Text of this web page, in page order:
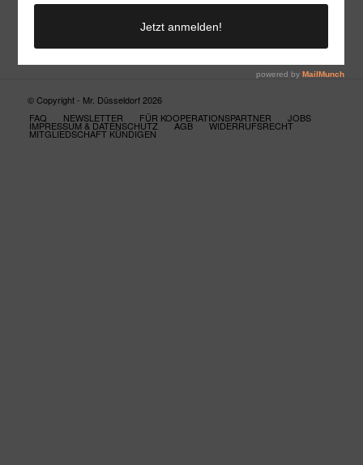
© Copyright - Mr. Düsseldorf 2026
FAQ
NEWSLETTER FÜR KOOPERATIONSPARTNER JOBS
IMPRESSUM & DATENSCHUTZ AGB WIDERRUFSRECHT
MITGLIEDSCHAFT KÜNDIGEN